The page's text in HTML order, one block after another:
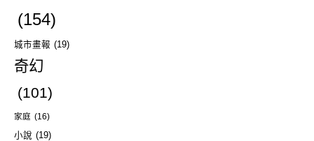
(154)
城市畫報 (19)
奇幻
(101)
家庭 (16)
小說 (19)